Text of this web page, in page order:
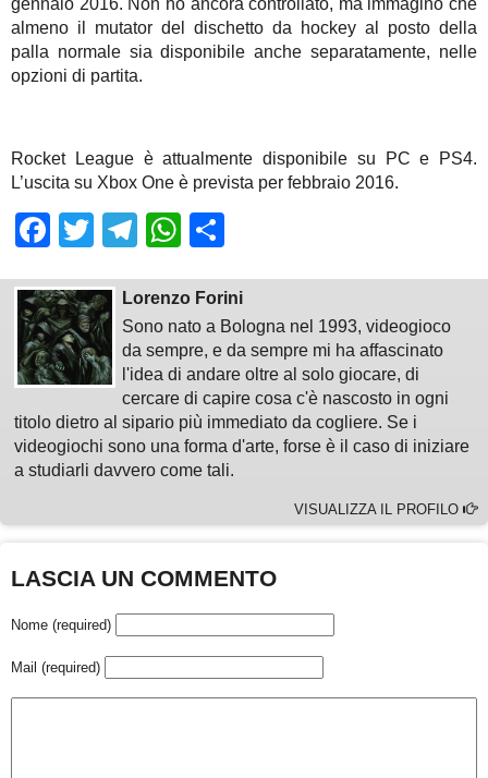
gennaio 2016. Non ho ancora controllato, ma immagino che
almeno il mutator del dischetto da hockey al posto della
palla normale sia disponibile anche separatamente, nelle
opzioni di partita.
Rocket League è attualmente disponibile su PC e PS4.
L’uscita su Xbox One è prevista per febbraio 2016.
Facebook
TwitterTelegram
WhatsApp
Lorenzo Forini
Sono nato a Bologna nel 1993, videogioco
da sempre, e da sempre mi ha affascinato
l'idea di andare oltre al solo giocare, di
cercare di capire cosa c'è nascosto in ogni
titolo dietro al sipario più immediato da cogliere. Se i
videogiochi sono una forma d'arte, forse è il caso di iniziare
a studiarli davvero come tali.
VISUALIZZA IL PROFILO
LASCIA UN COMMENTO
Nome (required)
Mail (required)